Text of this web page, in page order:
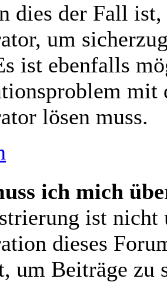
dies der Fall
um
ist ebenfalls
mit
lösen muss.
ich mich
ist
dieses
um Beiträge